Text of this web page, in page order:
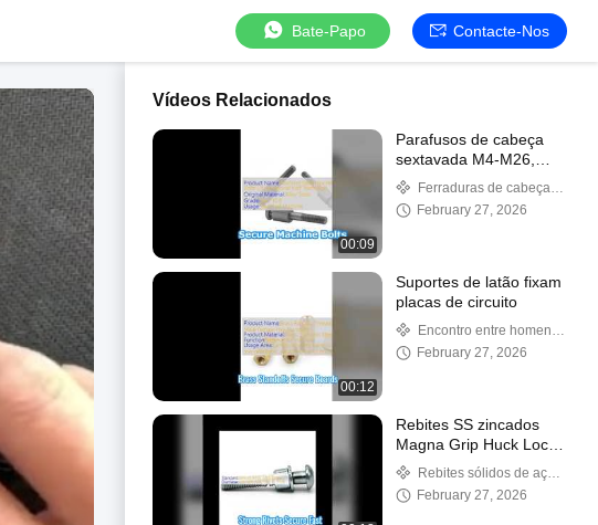
Bate-Papo Contacte-Nos
Vídeos Relacionados
00:09
Parafusos de cabeça
sextavada M4-M26,
fixadores de grau 8.8
Ferraduras de cabeça
hexagonal de aço
February 27, 2026
00:12
Suportes de latão fixam
placas de circuito
Encontro entre homens
e mulheres
February 27, 2026
Rebites SS zincados
Magna Grip Huck Lock
BoltRebites sólidos de aço
inoxidável
February 27, 2026